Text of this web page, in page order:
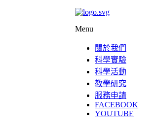
Menu
關於我們
科學實驗
科學活動
教學研究
服務申請
FACEBOOK
YOUTUBE